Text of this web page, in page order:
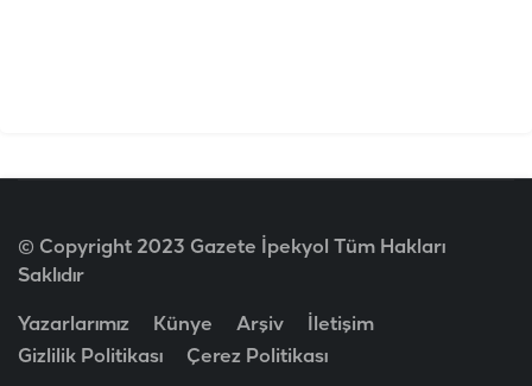
© Copyright 2023 Gazete İpekyol Tüm Hakları
Saklıdır
Yazarlarımız Künye Arşiv
İletişim
Gizlilik Politikası
Çerez Politikası